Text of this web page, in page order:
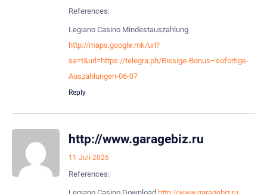
References:
Legiano Casino Mindestauszahlung
http://maps.google.mk/url?
sa=t&url=https://telegra.ph/Riesige-Bonus–sofortige-
Auszahlungen-06-07
Reply
http://www.garagebiz.ru
11 Juli 2026
References: